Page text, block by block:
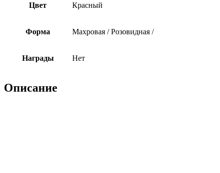
Цвет Красный
Форма Махровая / Розовидная /
Награды Нет
Описание